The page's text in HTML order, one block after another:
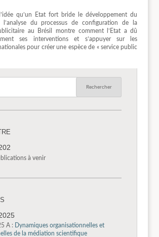
qu’un Etat fort bride le développement du
l’analyse du processus de configuration de la
au Brésil montre comment l’Etat a dû
ses interventions et s’appuyer sur les
pour créer une espèce de « service public
à venir
A : Dynamiques organisationnelles et
de la médiation scientifique